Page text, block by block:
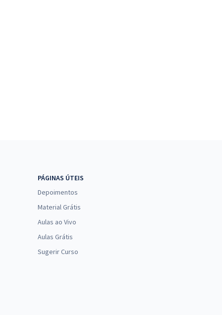
PÁGINAS ÚTEIS
Depoimentos
Material Grátis
Aulas ao Vivo
Aulas Grátis
Sugerir Curso